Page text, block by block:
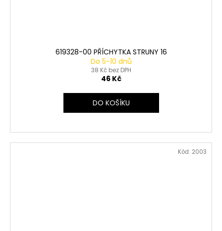
619328-00 PŘÍCHYTKA STRUNY 16
Do 5-10 dnů
38 Kč bez DPH
46 Kč
DO KOŠÍKU
Kód: 2003